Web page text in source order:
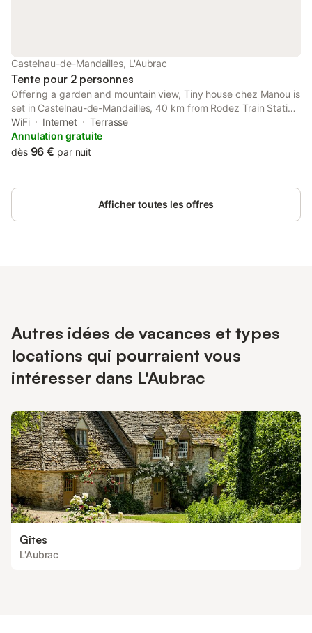
séduire par la nature préservée et les panoramas exceptionnels.
Chaque journée est une aventure entre nature, culture et
gastronomie. CLERM
Castelnau-de-Mandailles, L'Aubrac
Tente pour 2 personnes
Offering a garden and mountain view, Tiny house chez Manou is
set in Castelnau-de-Mandailles, 40 km from Rodez Train Station
and 42 km from Rodez Cathedral.
WiFi Internet
Terrasse
Annulation gratuite
dès 96 € par nuit
Afficher toutes les offres
Autres idées de vacances et types
locations qui pourraient vous
intéresser dans L'Aubrac
Gîtes
L'Aubrac